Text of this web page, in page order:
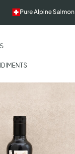
Pure Alpine Salmon